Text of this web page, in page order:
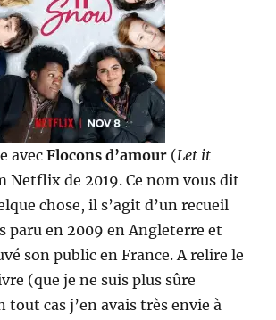
avecFlocons d’amour (Let it
Netflix de 2019. Ce nom vous dit
chose, il s’agit d’un recueil
paru en 2009 en Angleterre et
son public en France. A relire le
(que je ne suis plus sûre
tout cas j’en avais très envie à